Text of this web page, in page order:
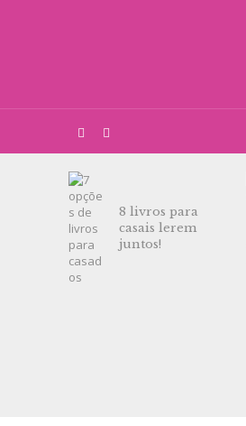
8 livros para
casais lerem
juntos!